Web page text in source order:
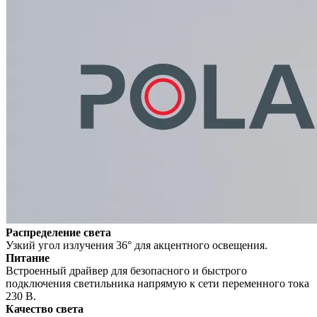
Распределение света
Узкий угол излучения 36° для акцентного освещения.
Питание
Встроенный драйвер для безопасного и быстрого
подключения светильника напрямую к сети переменного тока
230 В.
Качество света